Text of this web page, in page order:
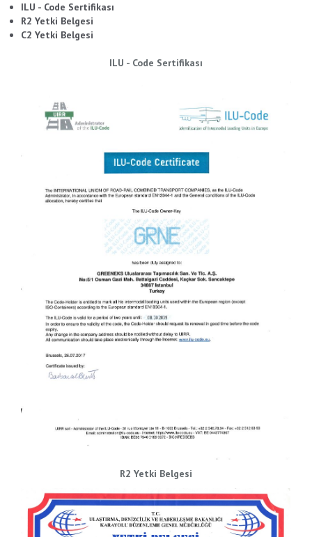
ILU - Code Sertifikası
R2 Yetki Belgesi
C2 Yetki Belgesi
ILU - Code Sertifikası
R2 Yetki Belgesi